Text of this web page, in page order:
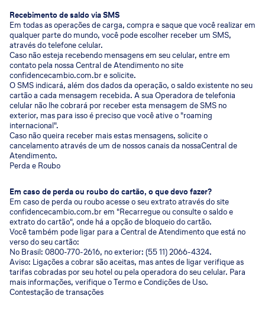
Recebimento de saldo via SMS
Em todas as operações de carga, compra e saque que você realizar em
qualquer parte do mundo, você pode escolher receber um SMS,
através do telefone celular.
Caso não esteja recebendo mensagens em seu celular, entre em
contato pela nossa Central de Atendimento no site
confidencecambio.com.br e solicite.
O SMS indicará, além dos dados da operação, o saldo existente no seu
cartão a cada mensagem recebida. A sua Operadora de telefonia
celular não lhe cobrará por receber esta mensagem de SMS no
exterior, mas para isso é preciso que você ative o "roaming
internacional".
Caso não queira receber mais estas mensagens, solicite o
cancelamento através de um de nossos canais da nossaCentral de
Atendimento.
Perda e Roubo
Em caso de perda ou roubo do cartão, o que devo fazer?
Em caso de perda ou roubo acesse o seu extrato através do site
confidencecambio.com.br em "Recarregue ou consulte o saldo e
extrato do cartão", onde há a opção de bloqueio do cartão.
Você também pode ligar para a Central de Atendimento que está no
verso do seu cartão:
No Brasil: 0800-770-2616, no exterior: (55 11) 2066-4324.
Aviso: Ligações a cobrar são aceitas, mas antes de ligar verifique as
tarifas cobradas por seu hotel ou pela operadora do seu celular. Para
mais informações, verifique o Termo e Condições de Uso.
Contestação de transações